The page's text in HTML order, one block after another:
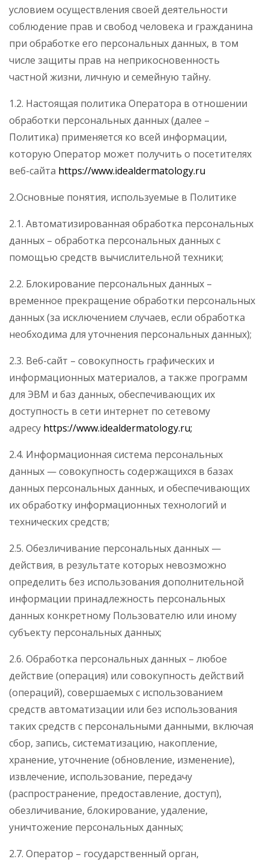
условием осуществления своей деятельности
соблюдение прав и свобод человека и гражданина
при обработке его персональных данных, в том
числе защиты прав на неприкосновенность
частной жизни, личную и семейную тайну.
1.2. Настоящая политика Оператора в отношении
обработки персональных данных (далее –
Политика) применяется ко всей информации,
которую Оператор может получить о посетителях
веб-сайта https://www.idealdermatology.ru
2.Основные понятия, используемые в Политике
2.1. Автоматизированная обработка персональных
данных – обработка персональных данных с
помощью средств вычислительной техники;
2.2. Блокирование персональных данных –
временное прекращение обработки персональных
данных (за исключением случаев, если обработка
необходима для уточнения персональных данных);
2.3. Веб-сайт – совокупность графических и
информационных материалов, а также программ
для ЭВМ и баз данных, обеспечивающих их
доступность в сети интернет по сетевому
адресу https://www.idealdermatology.ru;
2.4. Информационная система персональных
данных — совокупность содержащихся в базах
данных персональных данных, и обеспечивающих
их обработку информационных технологий и
технических средств;
2.5. Обезличивание персональных данных —
действия, в результате которых невозможно
определить без использования дополнительной
информации принадлежность персональных
данных конкретному Пользователю или иному
субъекту персональных данных;
2.6. Обработка персональных данных – любое
действие (операция) или совокупность действий
(операций), совершаемых с использованием
средств автоматизации или без использования
таких средств с персональными данными, включая
сбор, запись, систематизацию, накопление,
хранение, уточнение (обновление, изменение),
извлечение, использование, передачу
(распространение, предоставление, доступ),
обезличивание, блокирование, удаление,
уничтожение персональных данных;
2.7. Оператор – государственный орган,